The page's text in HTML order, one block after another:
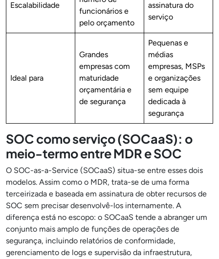
Escalabilidade
funcionários e
pelo orçamento
assinatura do
serviço
Ideal para
Grandes
empresas com
maturidade
orçamentária e
de segurança
Pequenas e
médias
empresas, MSPs
e organizações
sem equipe
dedicada à
segurança
SOC como serviço (SOCaaS): o
meio-termo entre MDR e SOC
O SOC-as-a-Service (SOCaaS) situa-se entre esses dois
modelos. Assim como o MDR, trata-se de uma forma
terceirizada e baseada em assinatura de obter recursos de
SOC sem precisar desenvolvê-los internamente. A
diferença está no escopo: o SOCaaS tende a abranger um
conjunto mais amplo de funções de operações de
segurança, incluindo relatórios de conformidade,
gerenciamento de logs e supervisão da infraestrutura,